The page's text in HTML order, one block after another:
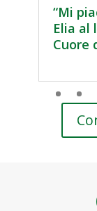
“Mi
Elia al
Cuore